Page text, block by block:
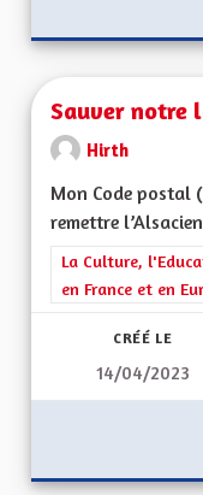
Sauver notre
Hirth
Mon Code postal
remettre
Filtrer les
La Culture,
en France et en
CRÉÉ LE
14/04/2023